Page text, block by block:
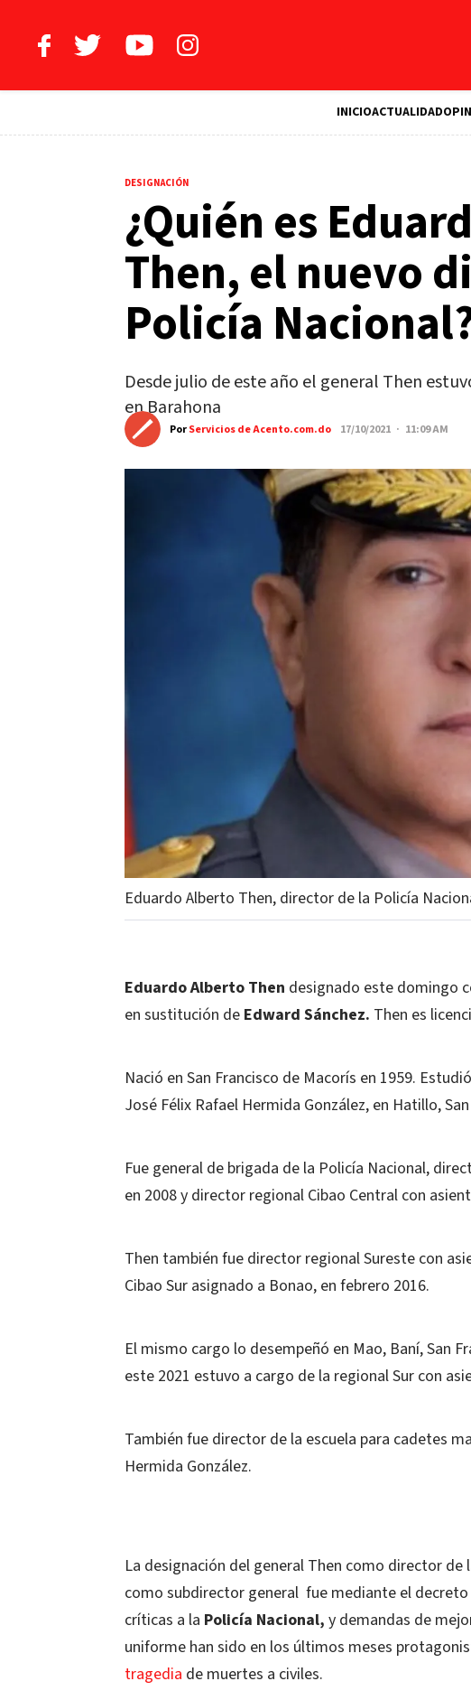
INICIOACTUALIDAD
DESIGNACIÓN
¿Quién es
Then, el nuevo
Policía
Desde julio de este año el general Then
en Barahona
PorServicios de Acento.com.do 17/10/2021 · 11:09 AM
Eduardo Alberto Then, director de la Policía
Eduardo Alberto Then designado este domingo
en sustitución de Edward Sánchez. Then es
Nació en San Francisco de Macorís en 1959.
José Félix Rafael Hermida González, en Hatillo,
Fue general de brigada de la Policía Nacional,
en 2008 y director regional Cibao Central con
Then también fue director regional Sureste con
Cibao Sur asignado a Bonao, en febrero 2016.
El mismo cargo lo desempeñó en Mao, Baní, San
este 2021 estuvo a cargo de la regional Sur con
También fue director de la escuela para cadetes
Hermida González.
La designación del general Then como director de
como subdirector general fue mediante el
críticas a la Policía Nacional, y demandas de
uniforme han sido en los últimos meses
tragedia de muertes a civiles.